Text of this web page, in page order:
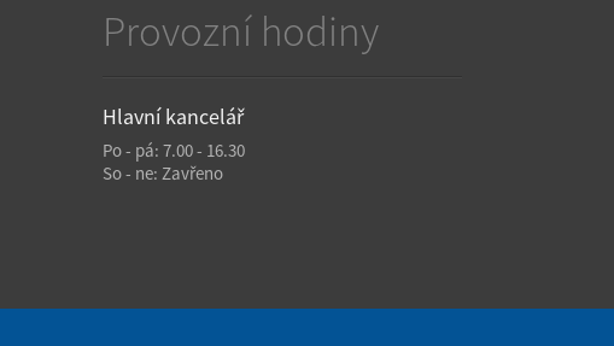
Provozní hodiny
Hlavní kancelář
Po - pá: 7.00 - 16.30
So - ne: Zavřeno